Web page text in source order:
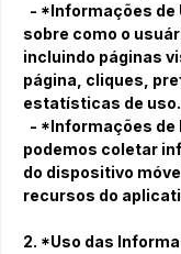
- *Informações de
sobre como o
incluindo páginas
página, cliques,
estatísticas de uso.
- *Informações de
podemos coletar
do dispositivo
recursos do
2. *Uso das